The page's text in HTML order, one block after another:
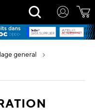
Rechercher
general